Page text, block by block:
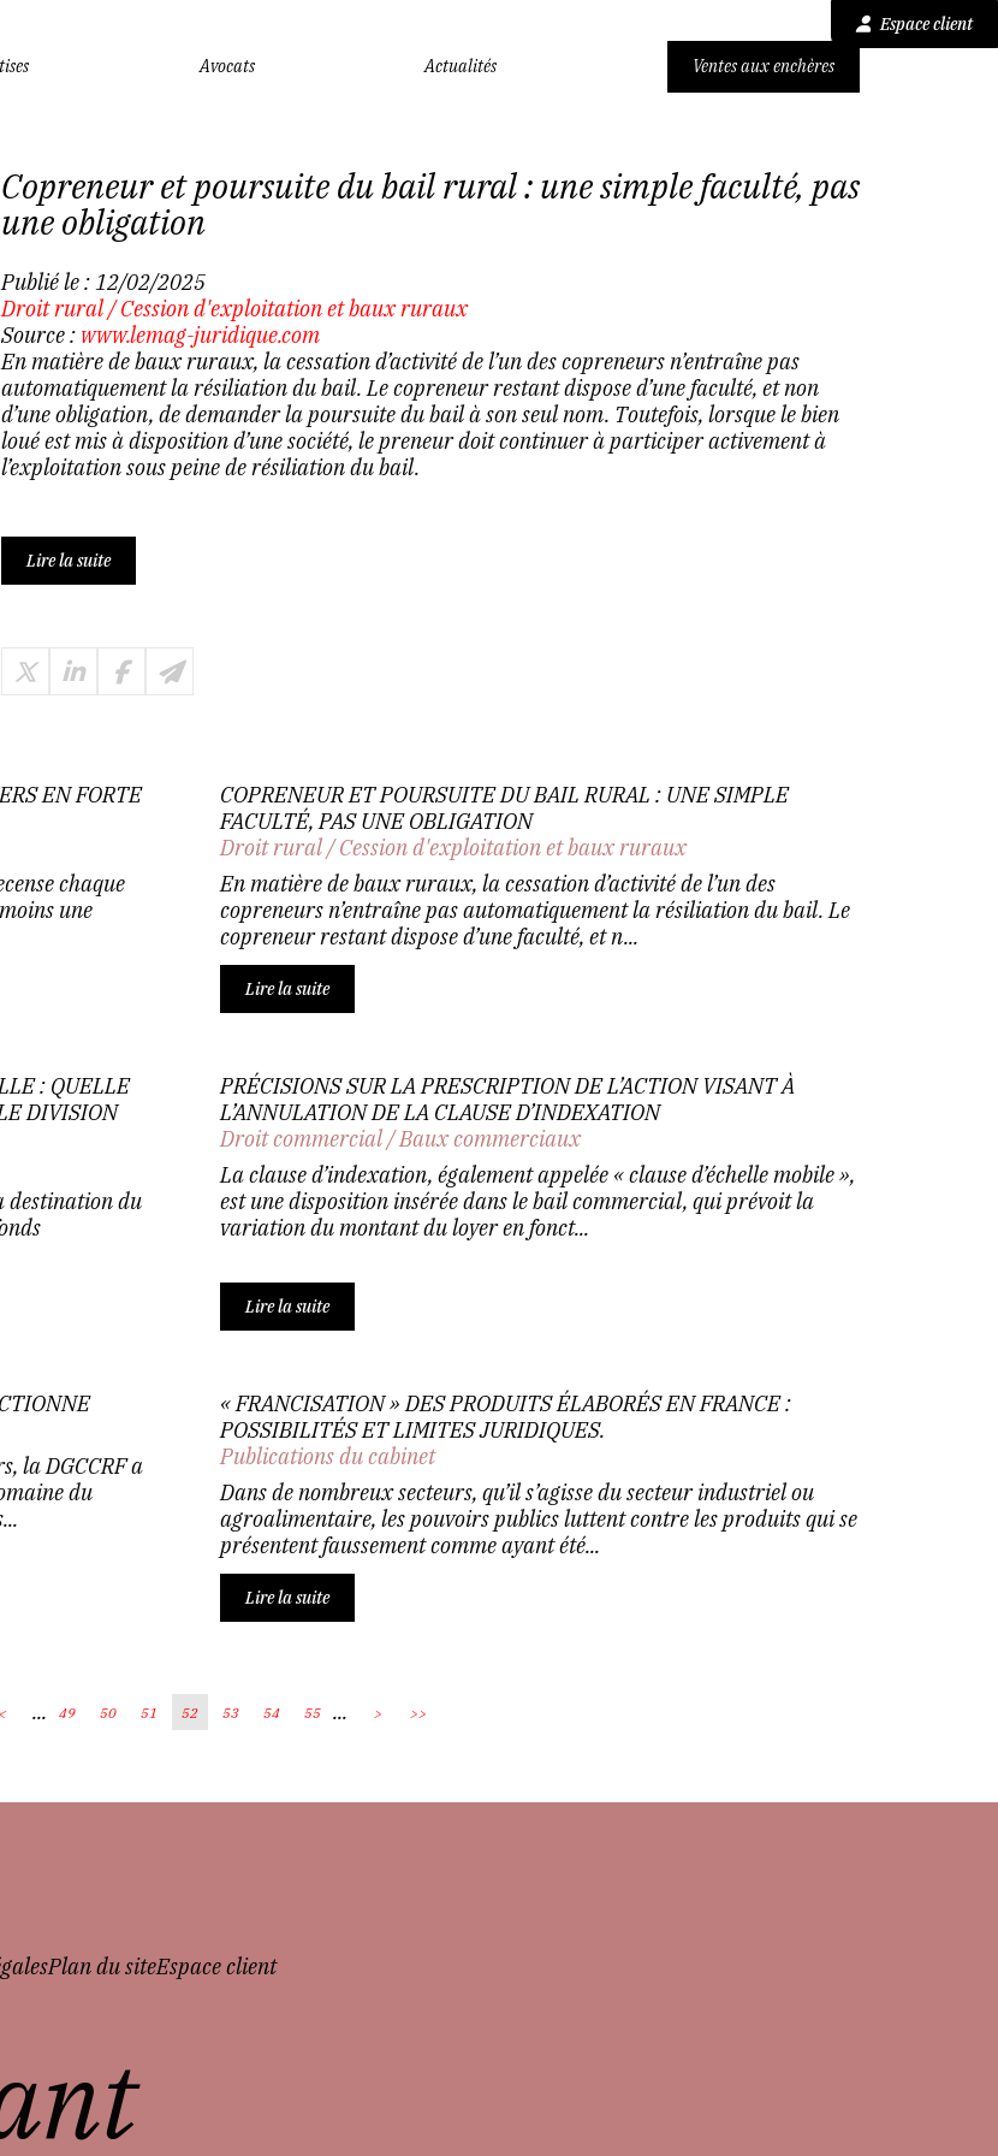
Espace client
Avocats Actualités Ventes aux enchères
Copreneur et poursuite du bail rural : une simple faculté, pas
une obligation
Publié le :12/02/2025
Droit rural/Cession d'exploitation et baux ruraux
Source : www.lemag-juridique.com
En matière de baux ruraux, la cessation d’activité de l’un des copreneurs n’entraîne pas
automatiquement la résiliation du bail. Le copreneur restant dispose d’une faculté, et non
d’une obligation, de demander la poursuite du bail à son seul nom. Toutefois, lorsque le bien
loué est mis à disposition d’une société, le preneur doit continuer à participer activement à
l’exploitation sous peine de résiliation du bail.
Lire la suite
EN FORTE
chaque
une
COPRENEUR ET POURSUITE DU BAIL RURAL : UNE SIMPLE
FACULTÉ, PAS UNE OBLIGATION
Droit rural/Cession d'exploitation et baux ruraux
En matière de baux ruraux, la cessation d’activité de l’un des
copreneurs n’entraîne pas automatiquement la résiliation du bail. Le
copreneur restant dispose d’une faculté, et n...
Lire la suite
: QUELLE
DIVISION
destination du
PRÉCISIONS SUR LA PRESCRIPTION DE L’ACTION VISANT À
L’ANNULATION DE LA CLAUSE D’INDEXATION
Droit commercial/Baux commerciaux
La clause d’indexation, également appelée « clause d’échelle mobile »,
est une disposition insérée dans le bail commercial, qui prévoit la
variation du montant du loyer en fonct...
Lire la suite
la DGCCRF a
du
« FRANCISATION » DES PRODUITS ÉLABORÉS EN FRANCE :
POSSIBILITÉS ET LIMITES JURIDIQUES.
Publications du cabinet
Dans de nombreux secteurs, qu’il s’agisse du secteur industriel ou
agroalimentaire, les pouvoirs publics luttent contre les produits qui se
présentent faussement comme ayant été...
Lire la suite
< ... 49 50 51 52 53 54 55 ... > >>
Plan du siteEspace client